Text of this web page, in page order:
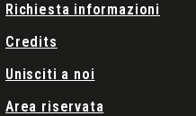
Richiesta informazioni
Credits
Unisciti a noi
Area riservata